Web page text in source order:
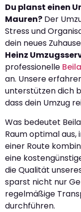
Du planst einen
Mauren? Der
Stress und
dein neues
Heinz
professionelle
an. Unsere
unterstützen dich
dass dein Umzug
Was bedeutet
Raum optimal
einer Route
eine
die Qualität
sparst nicht nur
regelmäßige
durchführen.